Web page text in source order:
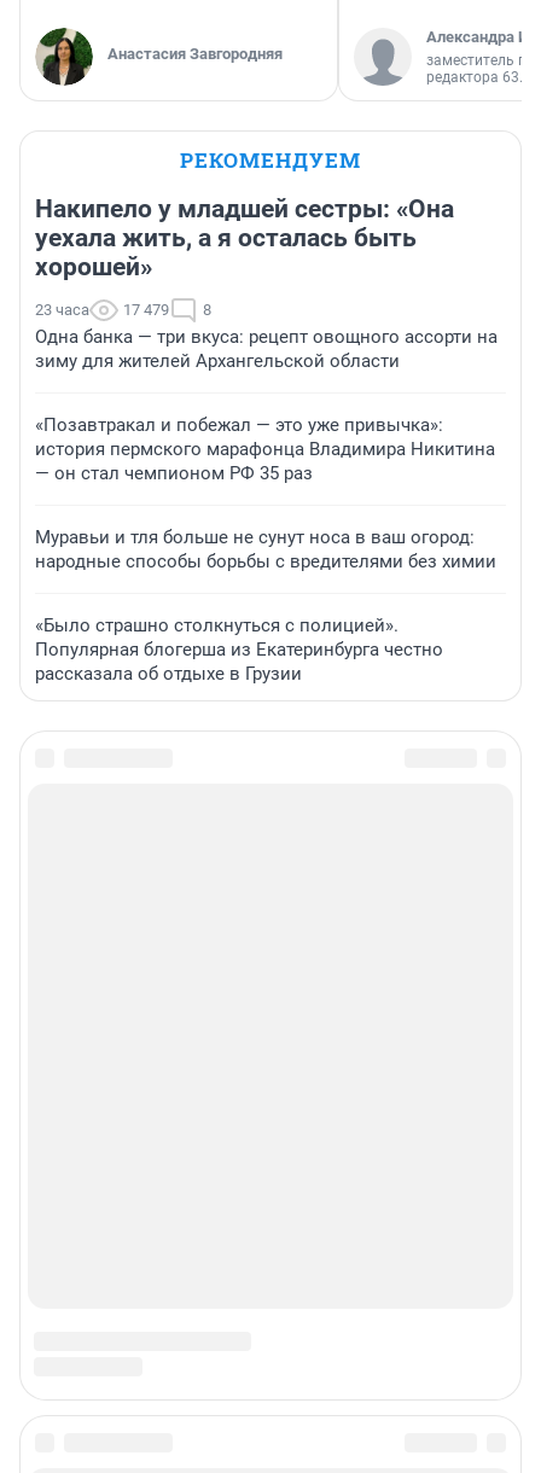
Анастасия Завгородняя
Александра
заместитель
редактора 63.RU
РЕКОМЕНДУЕМ
Накипело у младшей сестры: «Она
уехала жить, а я осталась быть
хорошей»
23 часа 17 479 8
Одна банка — три вкуса: рецепт овощного ассорти на
зиму для жителей Архангельской области
«Позавтракал и побежал — это уже привычка»:
история пермского марафонца Владимира Никитина
— он стал чемпионом РФ 35 раз
Муравьи и тля больше не сунут носа в ваш огород:
народные способы борьбы с вредителями без химии
«Было страшно столкнуться с полицией».
Популярная блогерша из Екатеринбурга честно
рассказала об отдыхе в Грузии